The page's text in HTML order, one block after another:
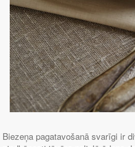
Biezeņa pagatavošanā svarīgi ir